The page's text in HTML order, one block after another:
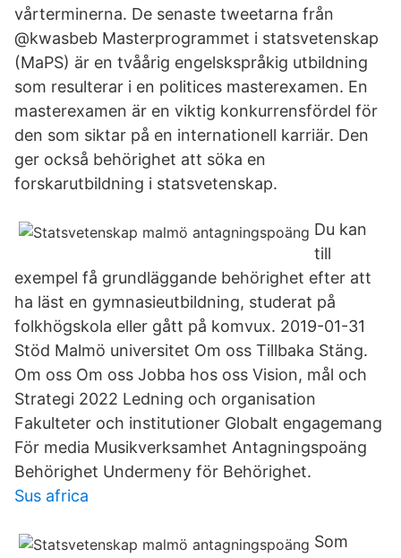
vårterminerna. De senaste tweetarna från
@kwasbeb Masterprogrammet i statsvetenskap
(MaPS) är en tvåårig engelskspråkig utbildning
som resulterar i en politices masterexamen. En
masterexamen är en viktig konkurrensfördel för
den som siktar på en internationell karriär. Den
ger också behörighet att söka en
forskarutbildning i statsvetenskap.
Du kan
till
exempel få grundläggande behörighet efter att
ha läst en gymnasieutbildning, studerat på
folkhögskola eller gått på komvux. 2019-01-31
Stöd Malmö universitet Om oss Tillbaka Stäng.
Om oss Om oss Jobba hos oss Vision, mål och
Strategi 2022 Ledning och organisation
Fakulteter och institutioner Globalt engagemang
För media Musikverksamhet Antagningspoäng
Behörighet Undermeny för Behörighet.
Sus africa
Som